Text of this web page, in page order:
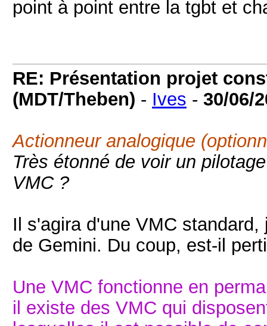
point à point entre la tgbt et
RE: Présentation projet
(MDT/Theben) - Ives - 30/06/
Actionneur analogique
Très étonné de voir un
VMC ?
Il s'agira d'une VMC
de Gemini. Du coup, est-il
Une VMC fonctionne en
il existe des VMC qui